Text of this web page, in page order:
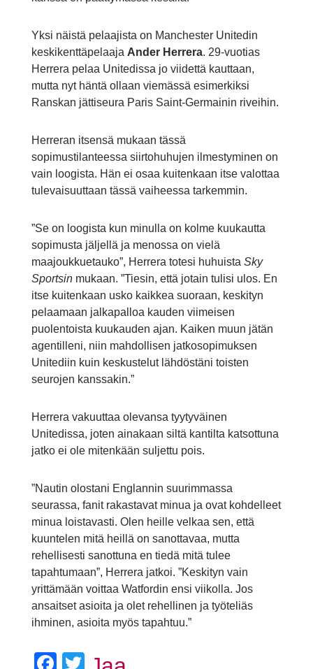
Yksi näistä pelaajista on Manchester Unitedin
keskikenttäpelaaja Ander Herrera. 29-vuotias
Herrera pelaa Unitedissa jo viidettä kauttaan,
mutta nyt häntä ollaan viemässä esimerkiksi
Ranskan jättiseura Paris Saint-Germainin riveihin.
Herreran itsensä mukaan tässä
sopimustilanteessa siirtohuhujen ilmestyminen on
vain loogista. Hän ei osaa kuitenkaan itse valottaa
tulevaisuuttaan tässä vaiheessa tarkemmin.
”Se on loogista kun minulla on kolme kuukautta
sopimusta jäljellä ja menossa on vielä
maajoukkuetauko”, Herrera totesi huhuista Sky
Sportsinmukaan. ”Tiesin, että jotain tulisi ulos. En
itse kuitenkaan usko kaikkea suoraan, keskityn
pelaamaan jalkapalloa kauden viimeisen
puolentoista kuukauden ajan. Kaiken muun jätän
agentilleni, niin mahdollisen jatkosopimuksen
Unitediin kuin keskustelut lähdöstäni toisten
seurojen kanssakin.”
Herrera vakuuttaa olevansa tyytyväinen
Unitedissa, joten ainakaan siltä kantilta katsottuna
jatko ei ole mitenkään suljettu pois.
”Nautin olostani Englannin suurimmassa
seurassa, fanit rakastavat minua ja ovat kohdelleet
minua loistavasti. Olen heille velkaa sen, että
kuuntelen mitä heillä on sanottavaa, mutta
rehellisesti sanottuna en tiedä mitä tulee
tapahtumaan”, Herrera jatkoi. ”Keskityn vain
yrittämään voittaa Watfordin ensi viikolla. Jos
ansaitset asioita ja olet rehellinen ja työteliäs
ihminen, asioita myös tapahtuu.”
Facebook
Twitter